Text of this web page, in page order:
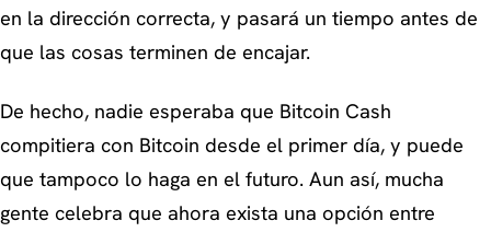
en la dirección correcta, y pasará un tiempo antes de
que las cosas terminen de encajar.
De hecho, nadie esperaba que Bitcoin Cash
compitiera con Bitcoin desde el primer día, y puede
que tampoco lo haga en el futuro. Aun así, mucha
gente celebra que ahora exista una opción entre